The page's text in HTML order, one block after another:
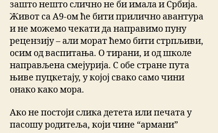
зашто нешто слично не би имала и Србија.
Живот са А9-ом ће бити прилично авантура
и не можемо чекати да направимо пуну
рецензију – али морат ћемо бити стрпљиви,
осим од васпитања. О тирани, и од школе
направљена смејурија. С обе стране пута
њиве пуцкетају, у којој свако само чини
онако како мора.
Ако не постоји слика детета или печата у
пасошу родитеља, који чине “армани”